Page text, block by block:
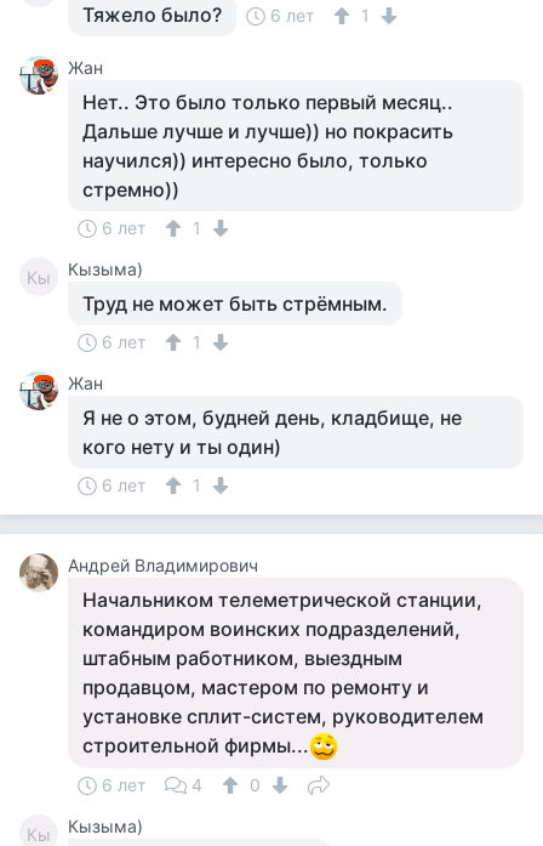
Тяжело было? 6 лет 1
Жан
Нет.. Это было только первый месяц..
Дальше лучше и лучше)) но покрасить
научился)) интересно было, только
стремно))
6 лет 1
Кы Кызыма)
Труд не может быть стрёмным.
6 лет
1
Жан
Я не о этом, будней день, кладбище, не
кого нету и ты один)
6 лет 1
Андрей Владимирович
Начальником телеметрической станции,
командиром воинских подразделений,
штабным работником, выездным
продавцом, мастером по ремонту и
установке сплит-систем, руководителем
строительной фирмы...
6 лет 4 0
Кы Кызыма)